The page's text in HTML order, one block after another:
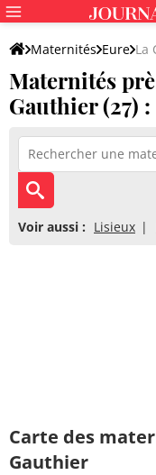
Maternités Eure La
Maternités
Gauthier (27)
Voir aussi : Lisieux
Carte des
Gauthier